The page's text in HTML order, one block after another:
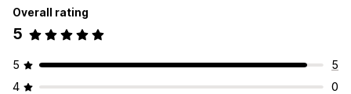
Overall rating
5
5
5
4
0